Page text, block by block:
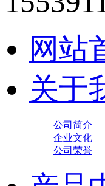
网站
关于
公司简介
企业文化
公司荣誉